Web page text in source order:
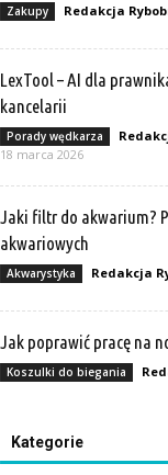
Zakupy Redakcja
LexTool – AI dla
kancelarii
Porady wędkarza
18 marca 2026
Jaki filtr do akwarium?
akwariowych
Akwarystyka Redakcja
Jak poprawić pracę na
Koszulki do biegania
Kategorie